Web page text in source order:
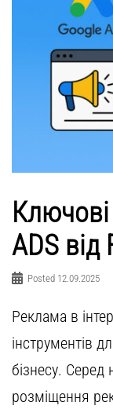
ADS від
Posted 12.09.2025
Реклама в
інструментів
бізнесу.
розміщення